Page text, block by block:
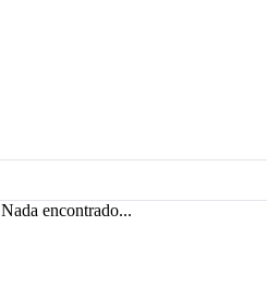
Nada encontrado...